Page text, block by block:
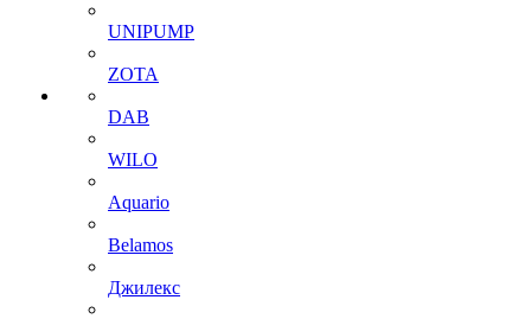
UNIPUMP
ZOTA
DAB
WILO
Aquario
Belamos
Джилекс